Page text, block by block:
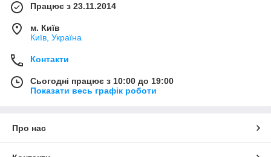
Працює з 23.11.2014
м. Київ
Київ, Україна
Контакти
Сьогодні працює з 10:00 до 19:00
Показати весь графік роботи
Про нас